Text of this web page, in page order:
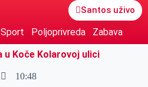
Santos uživo
Sport Poljoprivreda
Zabava
u Koče Kolarovoj ulici
10:48